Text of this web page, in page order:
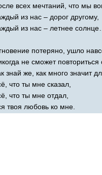
всех мечтаний, что мы
из нас – дорог другому,
из нас – летнее солнце…
потеряно, ушло
не сможет повториться
знай же, как много значит
что ты мне сказал,
что ты мне отдал,
твоя любовь ко мне.